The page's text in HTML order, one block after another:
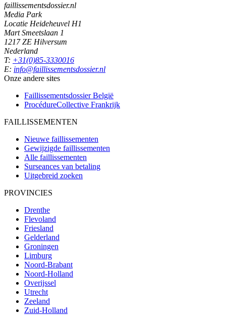
faillissementsdossier.nl
Media Park
Locatie Heideheuvel H1
Mart Smeetslaan 1
1217 ZE Hilversum
Nederland
T: +31(0)85-3330016
E: info@faillissementsdossier.nl
Onze andere sites
Faillissementsdossier België
ProcédureCollective Frankrijk
FAILLISSEMENTEN
Nieuwe faillissementen
Gewijzigde faillissementen
Alle faillissementen
Surseances van betaling
Uitgebreid zoeken
PROVINCIES
Drenthe
Flevoland
Friesland
Gelderland
Groningen
Limburg
Noord-Brabant
Noord-Holland
Overijssel
Utrecht
Zeeland
Zuid-Holland